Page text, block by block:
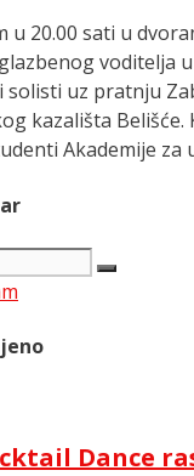
u 20.00 sati u
voditelja
solisti uz pratnju
kazališta
Akademije
Dance